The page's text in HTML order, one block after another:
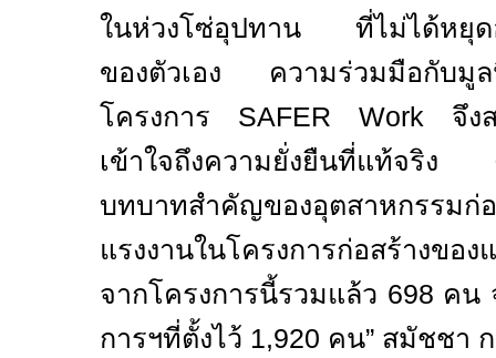
ในห่วงโซ่อุปทาน ที่ไม่ได้หยุด
ของตัวเอง ความร่วมมือกับ
โครงการ SAFER Work จึง
เข้าใจถึงความยั่งยืนที่แท้จริง
บทบาทสำคัญของอุตสาหกร
แรงงานในโครงการก่อสร้างขอ
จากโครงการนี้รวมแล้ว 698 คน
การฯที่ตั้งไว้ 1,920 คน” สมัชชา